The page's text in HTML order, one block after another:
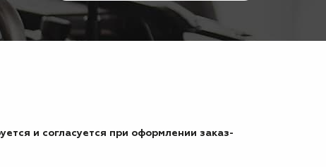
и согласуется при оформлении заказ-